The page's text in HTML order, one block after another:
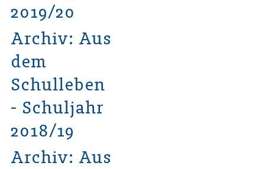
2019/20
Archiv: Aus
dem
Schulleben
- Schuljahr
2018/19
Archiv: Aus